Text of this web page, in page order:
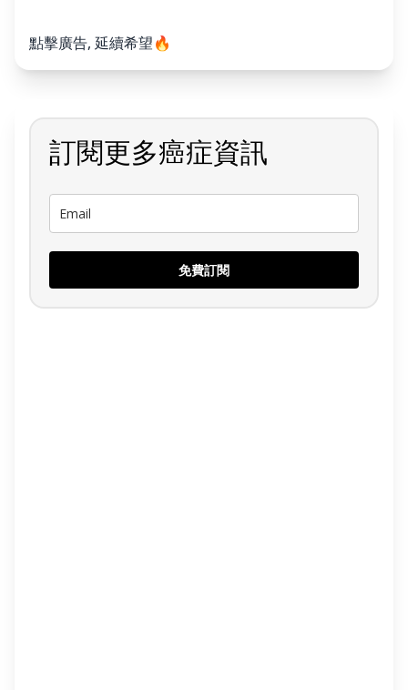
點擊廣告, 延續希望🔥
訂閱更多癌症資訊
免費訂閱